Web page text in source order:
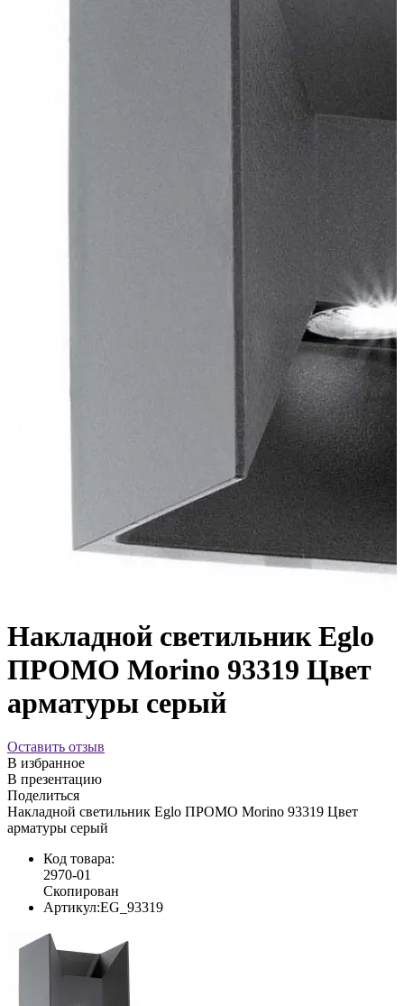
Накладной светильник Eglo
ПРОМО Morino 93319 Цвет
арматуры серый
Оставить отзыв
В избранное
В презентацию
Поделиться
Накладной светильник Eglo ПРОМО Morino 93319 Цвет
арматуры серый
Код товара:
2970-01
Скопирован
Артикул:EG_93319